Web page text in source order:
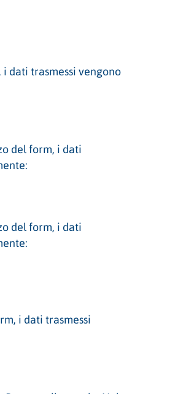
dati trasmessi vengono
del form, i dati
del form, i dati
i dati trasmessi